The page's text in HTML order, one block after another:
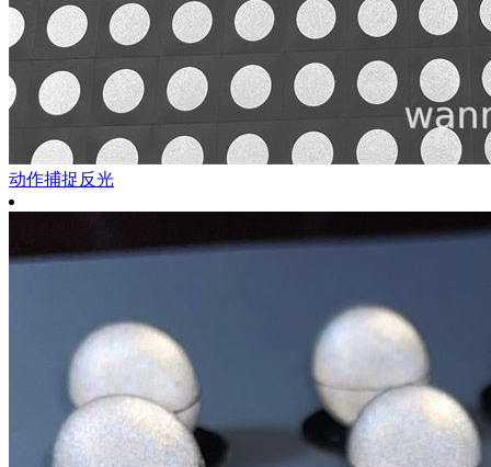
动作捕捉反光